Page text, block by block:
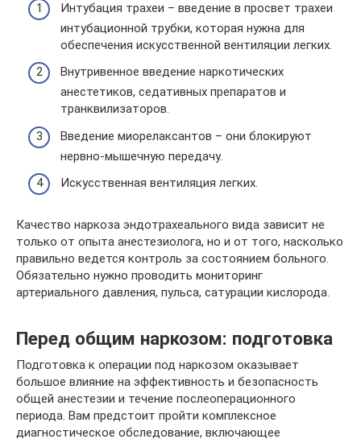
Интубация трахеи – введение в просвет трахеи
интубационной трубки, которая нужна для
обеспечения искусственной вентиляции легких.
Внутривенное введение наркотических
анестетиков, седативных препаратов и
транквилизаторов.
Введение миорелаксантов – они блокируют
нервно-мышечную передачу.
Искусственная вентиляция легких.
Качество наркоза эндотрахеального вида зависит не
только от опыта анестезиолога, но и от того, насколько
правильно ведется контроль за состоянием больного.
Обязательно нужно проводить мониторинг
артериального давления, пульса, сатурации кислорода.
Перед общим наркозом: подготовка
Подготовка к операции под наркозом оказывает
большое влияние на эффективность и безопасность
общей анестезии и течение послеоперационного
периода. Вам предстоит пройти комплексное
диагностическое обследование, включающее